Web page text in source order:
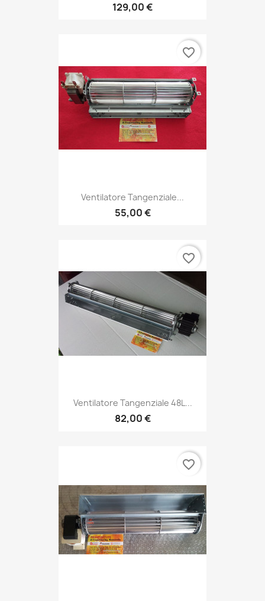
129,00 €
Ventilatore Tangenziale...
55,00 €
favorite_border
Ventilatore Tangenziale 48L...
82,00 €
favorite_border
favorite_border